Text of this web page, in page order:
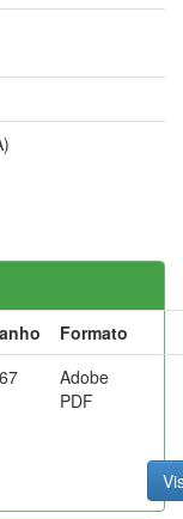
Formato
Adobe
PDF